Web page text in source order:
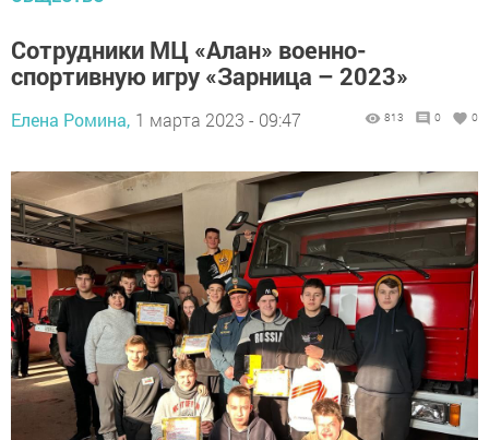
Сотрудники МЦ «Алан» военно-
спортивную игру «Зарница – 2023»
Елена Ромина, 1 марта 2023 - 09:47 813 0 0